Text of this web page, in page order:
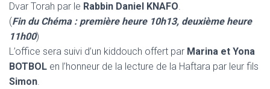
Dvar Torah par le Rabbin Daniel KNAFO.
(Fin du Chéma : première heure 10h13, deuxième heure
11h00)
L’office sera suivi d’un kiddouch offert par Marina et Yona
BOTBOL en l’honneur de la lecture de la Haftara par leur fils
Simon.